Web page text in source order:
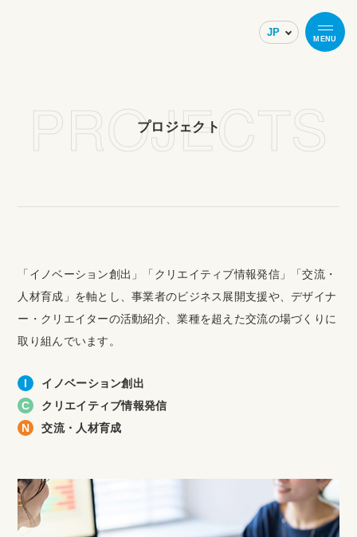
MENU
プロジェクト
PROJECTS
「イノベーション創出」「クリエイティブ情報発信」「交流・
人材育成」を軸とし、事業者のビジネス展開支援や、デザイナ
ー・クリエイターの活動紹介、業種を超えた交流の場づくりに
取り組んでいます。
I
イノベーション創出
C
クリエイティブ情報発信
N
交流・人材育成